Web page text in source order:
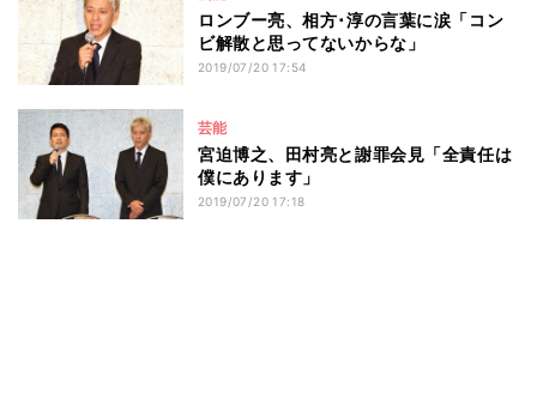
ロンブー亮、相方･淳の言葉に涙「コン
ビ解散と思ってないからな」
2019/07/20 17:54
芸能
宮迫博之、田村亮と謝罪会見「全責任は
僕にあります」
2019/07/20 17:18